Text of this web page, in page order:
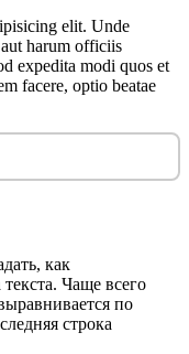
elit. Unde
harum officiis
expedita modi quos et
facere, optio beatae
как
Чаще всего
по
строка